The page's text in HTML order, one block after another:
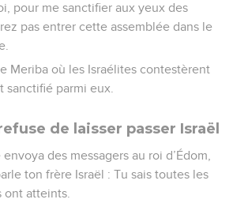
pour me sanctifier aux yeux des
pas entrer cette assemblée dans le
Meriba où les Israélites contestèrent
sanctifié parmi eux.
de laisser passer Israël
des messagers au roi d’Édom,
ton frère Israël : Tu sais toutes les
ont atteints.